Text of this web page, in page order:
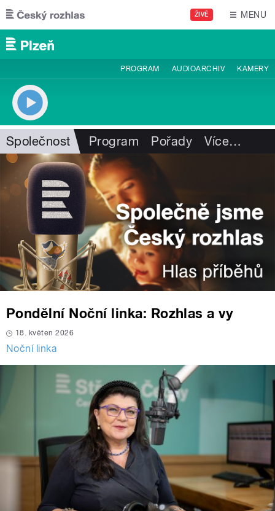
Přejít k hlavnímu obsahu
ŽIVĚ MENU
PROGRAM AUDIOARCHIV KAMERY
Společnost Program Pořady Více…
Pondělní Noční linka: Rozhlas a vy
18. květen 2026
Noční linka